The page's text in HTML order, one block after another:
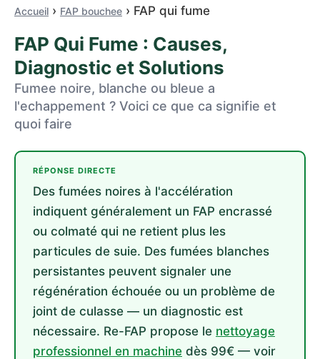
Accueil › FAP bouchee › FAP qui fume
FAP Qui Fume : Causes,
Diagnostic et Solutions
Fumee noire, blanche ou bleue a
l'echappement ? Voici ce que ca signifie et
quoi faire
RÉPONSE DIRECTE
Des fumées noires à l'accélération
indiquent généralement un FAP encrassé
ou colmaté qui ne retient plus les
particules de suie. Des fumées blanches
persistantes peuvent signaler une
régénération échouée ou un problème de
joint de culasse — un diagnostic est
nécessaire. Re-FAP propose le nettoyage
professionnel en machine dès 99€ — voir